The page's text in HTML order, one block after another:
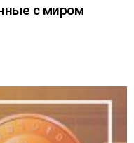
с миром